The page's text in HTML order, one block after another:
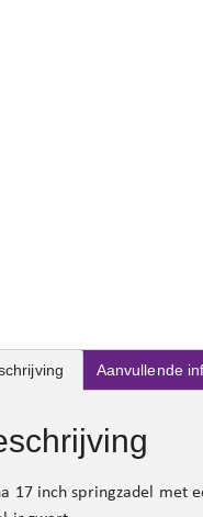
Aanvullende
17 inch springzadel met